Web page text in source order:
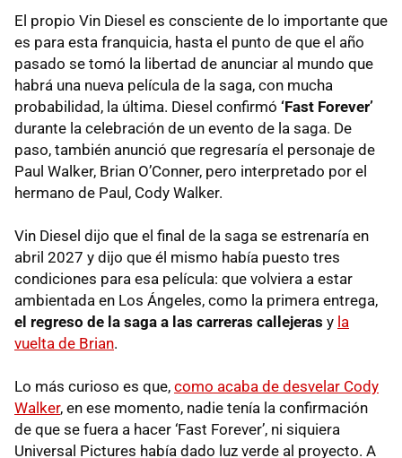
El propio Vin Diesel es consciente de lo importante que
es para esta franquicia, hasta el punto de que el año
pasado se tomó la libertad de anunciar al mundo que
habrá una nueva película de la saga, con mucha
probabilidad, la última. Diesel confirmó ‘Fast Forever’
durante la celebración de un evento de la saga. De
paso, también anunció que regresaría el personaje de
Paul Walker, Brian O’Conner, pero interpretado por el
hermano de Paul, Cody Walker.
Vin Diesel dijo que el final de la saga se estrenaría en
abril 2027 y dijo que él mismo había puesto tres
condiciones para esa película: que volviera a estar
ambientada en Los Ángeles, como la primera entrega,
el regreso de la saga a las carreras callejeras y la
vuelta de Brian.
Lo más curioso es que, como acaba de desvelar Cody
Walker, en ese momento, nadie tenía la confirmación
de que se fuera a hacer ‘Fast Forever’, ni siquiera
Universal Pictures había dado luz verde al proyecto. A